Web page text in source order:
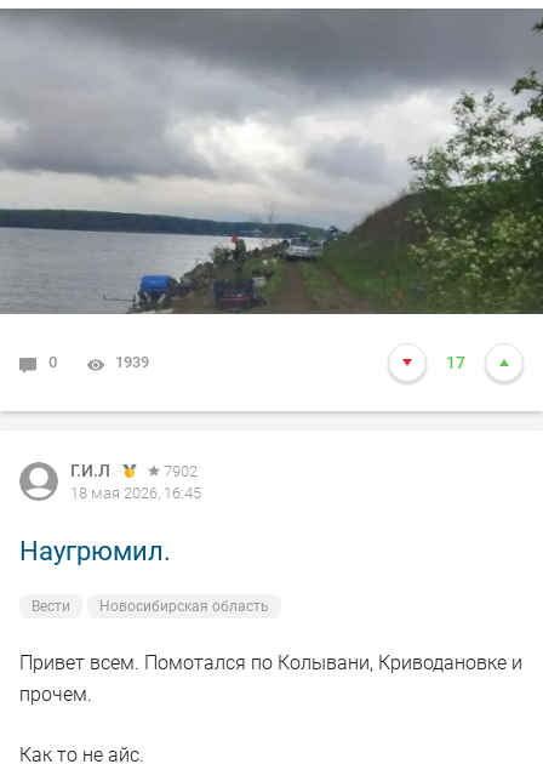
0 1939 17
Г.И.Л
7902
18 мая 2026, 16:45
Наугрюмил.
Вести Новосибирская область
Привет всем. Помотался по Колывани, Криводановке и
прочем.
Как то не айс.